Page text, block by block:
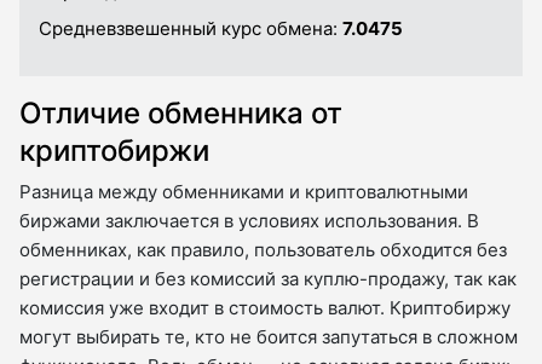
Средневзвешенный курс обмена: 7.0475
Отличие обменника от
криптобиржи
Разница между обменниками и криптовалютными
биржами заключается в условиях использования. В
обменниках, как правило, пользователь обходится без
регистрации и без комиссий за куплю-продажу, так как
комиссия уже входит в стоимость валют. Криптобиржу
могут выбирать те, кто не боится запутаться в сложном